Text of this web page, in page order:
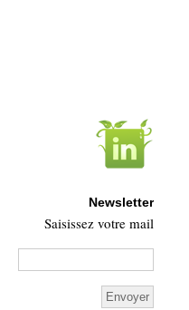
Newsletter
Saisissez votre mail